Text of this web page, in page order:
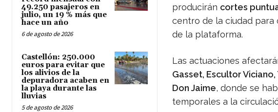
49.250 pasajeros en
julio, un 19 % más que
hace un año
6 de agosto de 2026
Castellón: 250.000
euros para evitar que
los alivios de la
depuradora acaben en
la playa durante las
lluvias
5 de agosto de 2026
producirán cortes
centro de la ciudad
de la plataforma.
Las actuaciones
Gasset, Escultor
Don Jaime, donde se
temporales a la